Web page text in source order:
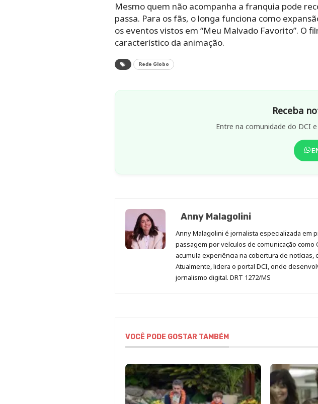
Mesmo quem não acompanha a franquia pode
passa. Para os fãs, o longa funciona como
os eventos vistos em “Meu Malvado Favorito”. O
característico da animação.
Rede Globo
Receba
Entre na comunidade do DCI
Anny Malagolini
Anny Malagolini é jornalista especializada em
passagem por veículos de comunicação como
acumula experiência na cobertura de
Atualmente, lidera o portal DCI, onde
jornalismo digital. DRT 1272/MS
VOCÊ PODE GOSTAR TAMBÉM